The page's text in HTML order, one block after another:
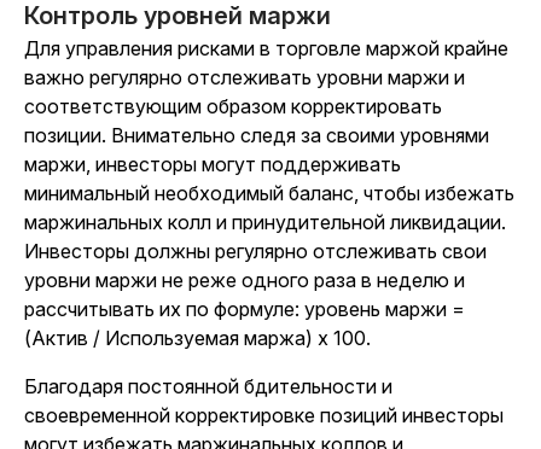
Контроль уровней маржи
Для управления рисками в торговле маржой крайне
важно регулярно отслеживать уровни маржи и
соответствующим образом корректировать
позиции. Внимательно следя за своими уровнями
маржи, инвесторы могут поддерживать
минимальный необходимый баланс, чтобы избежать
маржинальных колл и принудительной ликвидации.
Инвесторы должны регулярно отслеживать свои
уровни маржи не реже одного раза в неделю и
рассчитывать их по формуле: уровень маржи =
(Актив / Используемая маржа) x 100.
Благодаря постоянной бдительности и
своевременной корректировке позиций инвесторы
могут избежать маржинальных коллов и